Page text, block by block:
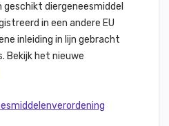
diergeneesmiddel
in een andere EU
inleiding in lijn gebracht
Bekijk het nieuwe